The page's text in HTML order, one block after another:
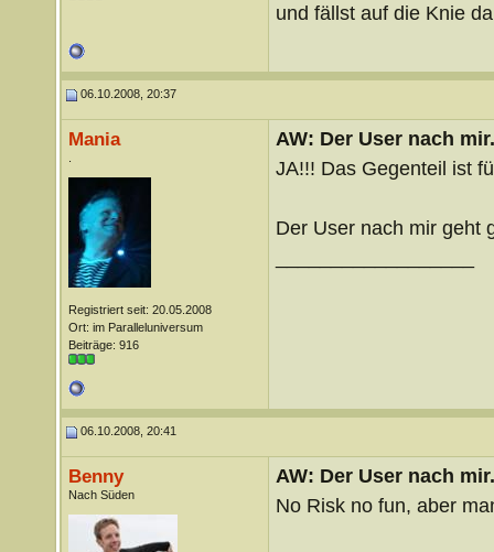
und fällst auf die Knie
06.10.2008, 20:37
Mania
Registriert seit: 20.05.2008
Ort: im Paralleluniversum
Beiträge: 916
AW: Der User nach
JA!!! Das Gegenteil ist
Der User nach mir geht
06.10.2008, 20:41
Benny
Nach Süden
AW: Der User nach
No Risk no fun, aber